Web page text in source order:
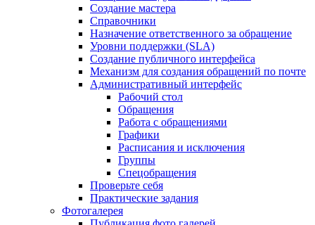
Создание мастера
Справочники
Назначение ответственного за обращение
Уровни поддержки (SLA)
Создание публичного интерфейса
Механизм для создания обращений по почте
Административный интерфейс
Рабочий стол
Обращения
Работа с обращениями
Графики
Расписания и исключения
Группы
Спецобращения
Проверьте себя
Практические задания
Фотогалерея